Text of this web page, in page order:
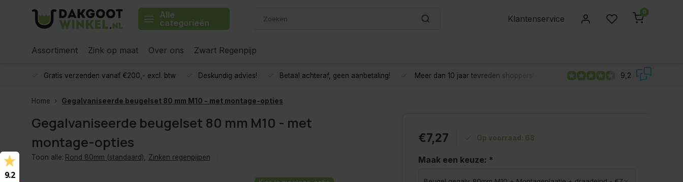
Alle
categorieën
Klantenservice
0
Assortiment Zink op maat Over ons Zwart Regenpijp
Gratis verzenden vanaf €200,- excl. btw Deskundig advies! Betaal achteraf, geen aanbetaling! Meer dan 10 jaar tevreden shoppers! 9,2
Home Gegalvaniseerde beugelset 80 mm M10 - met montage-opties
Gegalvaniseerde beugelset 80 mm M10 - met
montage-opties
Toon alle: Rond 80mm (standaard) Zinken regenpijpen
€7,27 Op voorraad: 68
Maak een keuze: *
9.2